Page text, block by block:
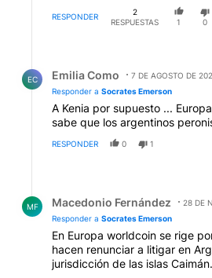
RESPONDER
2
RESPUESTAS
1 0
EC Emilia Como
7 DE AGOSTO DE
Responder a Socrates Emerson
A Kenia por supuesto ...
sabe que los argentinos
RESPONDER 0 1
MF Macedonio Fernández
28 DE
Responder a Socrates Emerson
En Europa worldcoin se rige
hacen renunciar a litigar en
jurisdicción de las islas